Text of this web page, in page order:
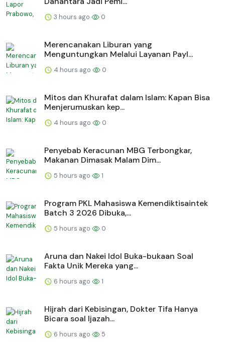
3 hours ago 0
Merencanakan Liburan yang
Menguntungkan Melalui Layanan Payl...
4 hours ago 0
Mitos dan Khurafat dalam Islam: Kapan Bisa
Menjerumuskan kep...
4 hours ago 0
Penyebab Keracunan MBG Terbongkar,
Makanan Dimasak Malam Dim...
5 hours ago 1
Program PKL Mahasiswa Kemendiktisaintek
Batch 3 2026 Dibuka,...
5 hours ago 0
Aruna dan Nakei Idol Buka-bukaan Soal
Fakta Unik Mereka yang...
6 hours ago 1
Hijrah dari Kebisingan, Dokter Tifa Hanya
Bicara soal Ijazah...
6 hours ago 5